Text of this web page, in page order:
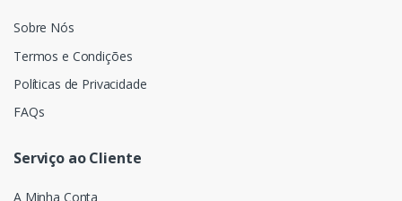
Sobre Nós
Termos e Condições
Políticas de Privacidade
FAQs
Serviço ao Cliente
A Minha Conta